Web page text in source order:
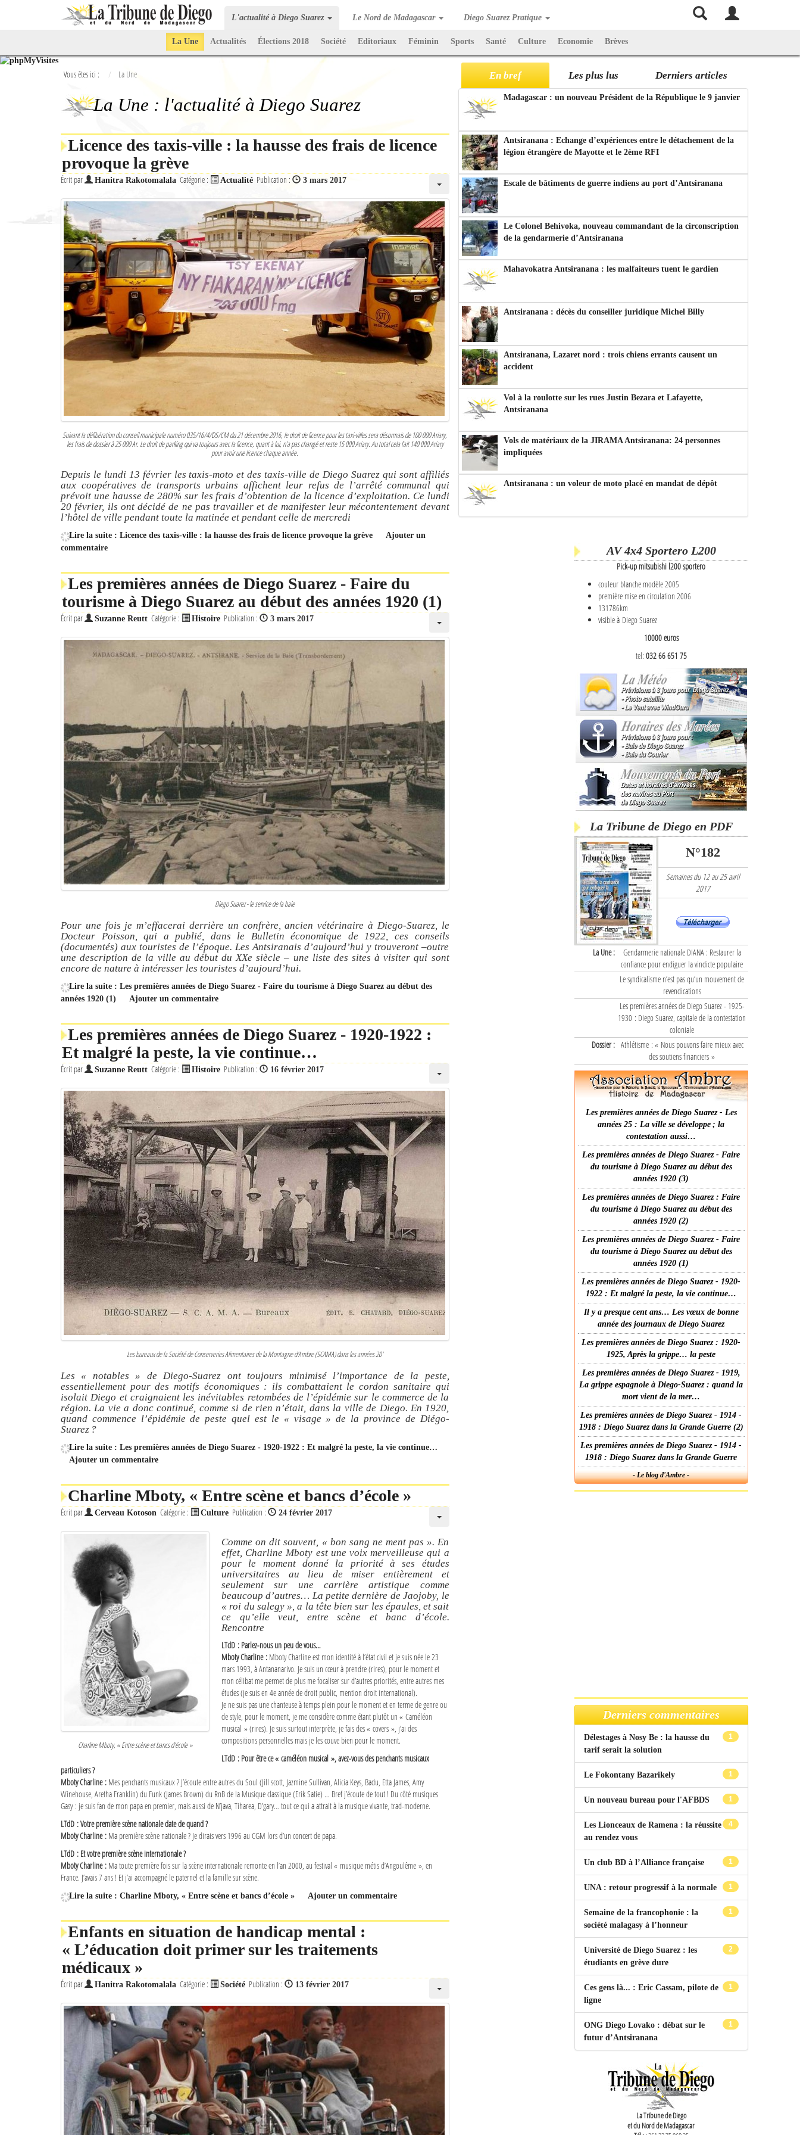
L'actualité à Diego Suarez Le Nord de Madagascar Diego Suarez Pratique
La Une Actualités Élections 2018 Société Editoriaux Féminin Sports Santé Culture Economie Brèves
Vous êtes ici : La Une
La Une : l'actualité à Diego Suarez
Licence des taxis-ville : la hausse des frais de licence
provoque la grève
Écrit par Hanitra Rakotomalala Catégorie : Actualité Publication : 3 mars 2017
Suivant la délibération du conseil municipale numéro 035/16/4/DS/CM du 21 décembre 2016, le droit de licence pour les taxi-villes sera désormais de 100 000 Ariary,
les frais de dossier à 25 000 Ar. Le droit de parking qui va toujours avec la licence, quant à lui, n’a pas changé et reste 15 000 Ariary. Au total cela fait 140 000 Ariary
pour avoir une licence chaque année.
Depuis le lundi 13 février les taxis-moto et des taxis-ville de Diego Suarez qui sont affiliés
aux coopératives de transports urbains affichent leur refus de l’arrêté communal qui
prévoit une hausse de 280% sur les frais d’obtention de la licence d’exploitation. Ce lundi
20 février, ils ont décidé de ne pas travailler et de manifester leur mécontentement devant
l’hôtel de ville pendant toute la matinée et pendant celle de mercredi
Lire la suite : Licence des taxis-ville : la hausse des frais de licence provoque la grève
Ajouter un
commentaire
Les premières années de Diego Suarez - Faire du
tourisme à Diego Suarez au début des années 1920 (1)
Écrit par Suzanne Reutt Catégorie : Histoire Publication : 3 mars 2017
Diego Suarez - le service de la baie
Pour une fois je m’effacerai derrière un confrère, ancien vétérinaire à Diego-Suarez, le
Docteur Poisson, qui a publié, dans le Bulletin économique de 1922, ces conseils
(documentés) aux touristes de l’époque. Les Antsiranais d’aujourd’hui y trouveront –outre
une description de la ville au début du XXe siècle – une liste des sites à visiter qui sont
encore de nature à intéresser les touristes d’aujourd’hui.
Lire la suite : Les premières années de Diego Suarez - Faire du tourisme à Diego Suarez au début des
années 1920 (1)
Ajouter un commentaire
Les premières années de Diego Suarez - 1920-1922 :
Et malgré la peste, la vie continue…
Écrit par Suzanne Reutt Catégorie : Histoire Publication : 16 février 2017
Les bureaux de la Société de Conserveries Alimentaires de la Montagne d'Ambre (SCAMA) dans les années 20'
Les « notables » de Diego-Suarez ont toujours minimisé l’importance de la peste,
essentiellement pour des motifs économiques : ils combattaient le cordon sanitaire qui
isolait Diego et craignaient les inévitables retombées de l’épidémie sur le commerce de la
région. La vie a donc continué, comme si de rien n’était, dans la ville de Diego. En 1920,
quand commence l’épidémie de peste quel est le « visage » de la province de Diégo-
Suarez ?
Lire la suite : Les premières années de Diego Suarez - 1920-1922 : Et malgré la peste, la vie continue…
Ajouter un commentaire
Charline Mboty, « Entre scène et bancs d’école »
Écrit par Cerveau Kotoson Catégorie : Culture Publication : 24 février 2017
Charline Mboty, « Entre scène et bancs d’école »
Comme on dit souvent, « bon sang ne ment pas ». En
effet, Charline Mboty est une voix merveilleuse qui a
pour le moment donné la priorité à ses études
universitaires au lieu de miser entièrement et
seulement sur une carrière artistique comme
beaucoup d’autres… La petite dernière de Jaojoby, le
« roi du salegy », a la tête bien sur les épaules, et sait
ce qu’elle veut, entre scène et banc d’école.
Rencontre
LTdD : Parlez-nous un peu de vous…
Mboty Charline : Mboty Charline est mon identité à l’état civil et je suis née le 23
mars 1993, à Antananarivo. Je suis un cœur à prendre (rires), pour le moment et
mon célibat me permet de plus me focaliser sur d’autres priorités, entre autres mes
études (je suis en 4e année de droit public, mention droit international).
Je ne suis pas une chanteuse à temps plein pour le moment et en terme de genre ou
de style, pour le moment, je me considère comme étant plutôt un « Caméléon
musical » (rires). Je suis surtout interprète, je fais des « covers », j’ai des
compositions personnelles mais je les couve bien pour le moment.
LTdD : Pour être ce « caméléon musical », avez-vous des penchants musicaux
particuliers ?
Mboty Charline : Mes penchants musicaux ? J’écoute entre autres du Soul (Jill scott, Jazmine Sullivan, Alicia Keys, Badu, Etta James, Amy
Winehouse, Aretha Franklin) du Funk (James Brown) du RnB de la Musique classique (Erik Satie) … Bref j’écoute de tout ! Du côté musiques
Gasy : je suis fan de mon papa en premier, mais aussi de N’java, Tiharea, D’gary… tout ce qui a attrait à la musique vivante, trad-moderne.
LTdD : Votre première scène nationale date de quand ?
Mboty Charline : Ma première scène nationale ? Je dirais vers 1996 au CGM lors d’un concert de papa.
LTdD : Et votre première scène internationale ?
Mboty Charline : Ma toute première fois sur la scène internationale remonte en l’an 2000, au festival « musique métis d’Angoulême », en
France. J’avais 7 ans ! Et j’ai accompagné le paternel et la famille sur scène.
Lire la suite : Charline Mboty, « Entre scène et bancs d’école » Ajouter un commentaire
Enfants en situation de handicap mental :
« L’éducation doit primer sur les traitements
médicaux »
Écrit par Hanitra Rakotomalala Catégorie : Société Publication : 13 février 2017
En bref Les plus lus Derniers articles
Madagascar : un nouveau Président de la République le 9 janvier
Antsiranana : Echange d’expériences entre le détachement de la
légion étrangère de Mayotte et le 2ème RFI
Escale de bâtiments de guerre indiens au port d’Antsiranana
Le Colonel Behivoka, nouveau commandant de la circonscription
de la gendarmerie d’Antsiranana
Mahavokatra Antsiranana : les malfaiteurs tuent le gardien
Antsiranana : décès du conseiller juridique Michel Billy
Antsiranana, Lazaret nord : trois chiens errants causent un
accident
Vol à la roulotte sur les rues Justin Bezara et Lafayette,
Antsiranana
Vols de matériaux de la JIRAMA Antsiranana: 24 personnes
impliquées
Antsiranana : un voleur de moto placé en mandat de dépôt
AV 4x4 Sportero L200
Pick-up mitsubishi l200 sportero
couleur blanche modèle 2005
première mise en circulation 2006
131786km
visible à Diego Suarez
10000 euros
tel: 032 66 651 75
La Tribune de Diego en PDF
N°182
Semaines du 12 au 25 avril
2017
La Une :
Gendarmerie nationale DIANA : Restaurer la
confiance pour endiguer la vindicte populaire
Le syndicalisme n’est pas qu’un mouvement de
revendications
Les premières années de Diego Suarez - 1925-
1930 : Diego Suarez, capitale de la contestation
coloniale
Dossier : Athlétisme : « Nous pouvons faire mieux avec
des soutiens financiers »
Les premières années de Diego Suarez - Les
années 25 : La ville se développe ; la
contestation aussi…
Les premières années de Diego Suarez - Faire
du tourisme à Diego Suarez au début des
années 1920 (3)
Les premières années de Diego Suarez : Faire
du tourisme à Diego Suarez au début des
années 1920 (2)
Les premières années de Diego Suarez - Faire
du tourisme à Diego Suarez au début des
années 1920 (1)
Les premières années de Diego Suarez - 1920-
1922 : Et malgré la peste, la vie continue…
Il y a presque cent ans… Les vœux de bonne
année des journaux de Diego Suarez
Les premières années de Diego Suarez : 1920-
1925, Après la grippe… la peste
Les premières années de Diego Suarez - 1919,
La grippe espagnole à Diego-Suarez : quand la
mort vient de la mer…
Les premières années de Diego Suarez - 1914 -
1918 : Diego Suarez dans la Grande Guerre (2)
Les premières années de Diego Suarez - 1914 -
1918 : Diego Suarez dans la Grande Guerre
- Le blog d'Ambre -
Derniers commentaires
1
Délestages à Nosy Be : la hausse du
tarif serait la solution
1
Le Fokontany Bazarikely
1
Un nouveau bureau pour l'AFBDS
4
Les Lionceaux de Ramena : la réussite
au rendez vous
1
Un club BD à l’Alliance française
1
UNA : retour progressif à la normale
1
Semaine de la francophonie : la
société malagasy à l’honneur
2
Université de Diego Suarez : les
étudiants en grève dure
1
Ces gens là... : Eric Cassam, pilote de
ligne
1
ONG Diego Lovako : débat sur le
futur d’Antsiranana
La Tribune de Diego
et du Nord de Madagascar